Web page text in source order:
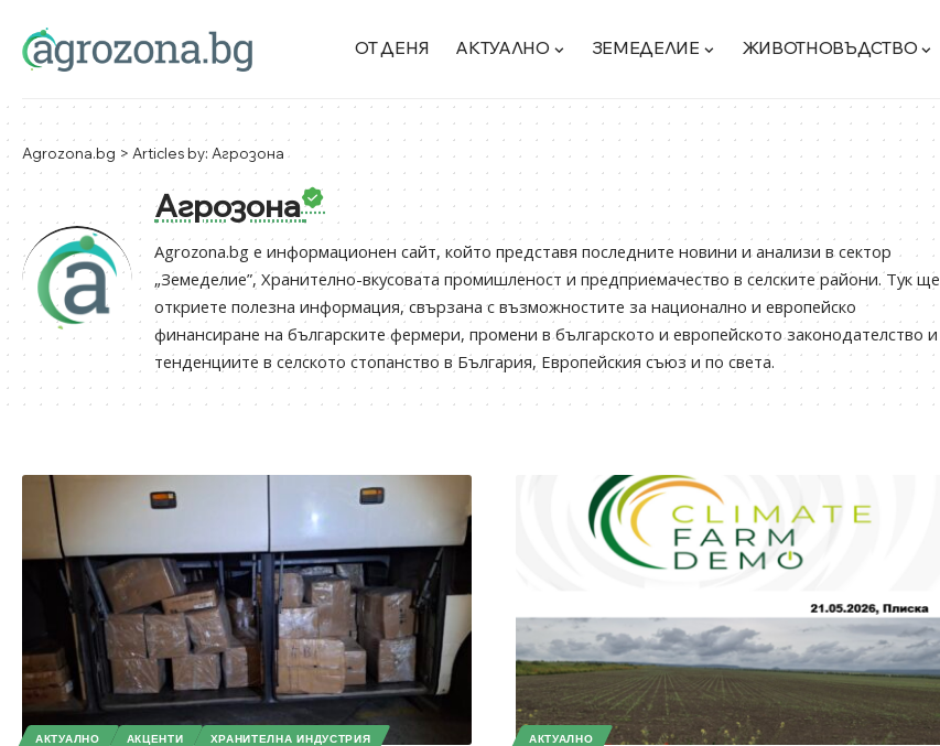
ОТ ДЕНЯ АКТУАЛНО ЗЕМЕДЕЛИЕ ЖИВОТНОВЪДСТВО
Agrozona.bg > Articles by: Агрозона
Агрозона
Agrozona.bg e информационен сайт, който представя последните новини и анализи в сектор
„Земеделие”, Хранително-вкусовата промишленост и предприемачество в селските райони. Тук ще
откриете полезна информация, свързана с възможностите за национално и европейско
финансиране на българските фермери, промени в българското и европейското законодателство и
тенденциите в селското стопанство в България, Европейския съюз и по света.
АКТУАЛНО АКЦЕНТИ ХРАНИТЕЛНА ИНДУСТРИЯ АКТУАЛНО